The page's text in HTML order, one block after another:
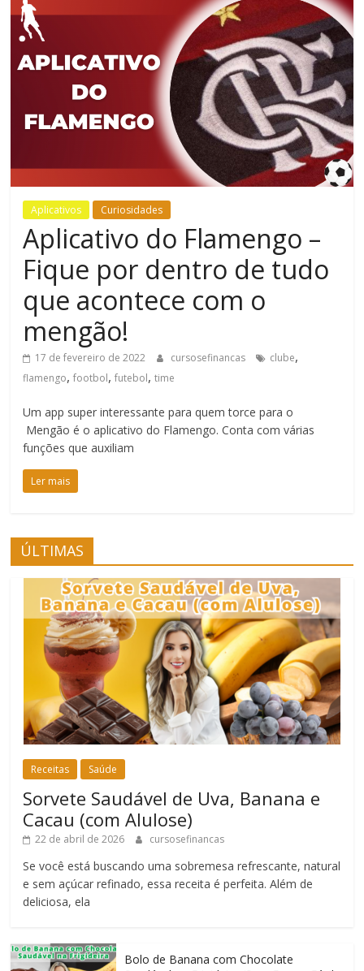
Estar
Aplicativos Curiosidades
Aplicativo do Flamengo –
Fique por dentro de tudo
que acontece com o
mengão!
17 de fevereiro de 2022 cursosefinancas clube,
flamengo,footbol,futebol,time
Um app super interessante para quem torce para o
Mengão é o aplicativo do Flamengo. Conta com várias
funções que auxiliam
Ler mais
ÚLTIMAS
Receitas Saúde
Sorvete Saudável de Uva, Banana e
Cacau (com Alulose)
22 de abril de 2026 cursosefinancas
Se você está buscando uma sobremesa refrescante, natural
e sem açúcar refinado, essa receita é perfeita. Além de
deliciosa, ela
Bolo de Banana com Chocolate